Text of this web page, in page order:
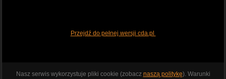
Przejdź do pełnej wersji cda.pl
Nasz serwis wykorzystuje pliki cookie (zobacz naszą politykę). Warunki